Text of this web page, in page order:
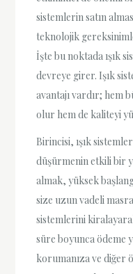
sistemlerin satın
teknolojik
İşte bu noktada ışık
devreye girer. Işık
avantajı vardır; hem
olur hem de kaliteyi
Birincisi, ışık
düşürmenin etkili bir
almak, yüksek
size uzun vadeli
sistemlerini
süre boyunca ödeme
korumanıza ve diğer